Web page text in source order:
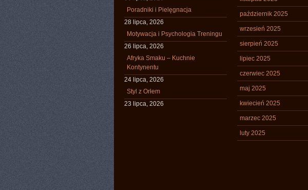
Poradniki i Pielęgnacja
28 lipca, 2026
Motywacja i Psychologia Treningu
26 lipca, 2026
Afryka Smaku – Kuchnie
Kontynentu
24 lipca, 2026
Styl z Orłem
23 lipca, 2026
październik 2025
wrzesień 2025
sierpień 2025
lipiec 2025
czerwiec 2025
maj 2025
kwiecień 2025
marzec 2025
luty 2025